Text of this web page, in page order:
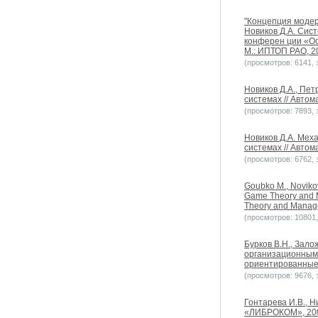
"Концепция
Новиков Д.А.
конферен ции
М.: ИПТОП РАО,
(просмотров: 6141,
Новиков Д.А.,
системах //
(просмотров: 7893,
Новиков Д.А.
системах //
(просмотров: 6762,
Goubko M.,
Game Theory and
Theory and
(просмотров:
Бурков В.Н.,
(просмотров: 9676,
Гонтарева И.В.,
«ЛИБРОКОМ»,